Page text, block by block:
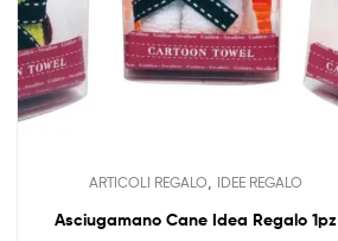
ARTICOLI REGALO IDEE REGALO
Asciugamano Cane Idea Regalo 1pz